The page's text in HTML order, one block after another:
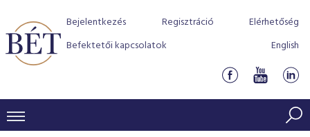
Bejelentkezés Regisztráció
Elérhetőség
Befektetői kapcsolatok
English